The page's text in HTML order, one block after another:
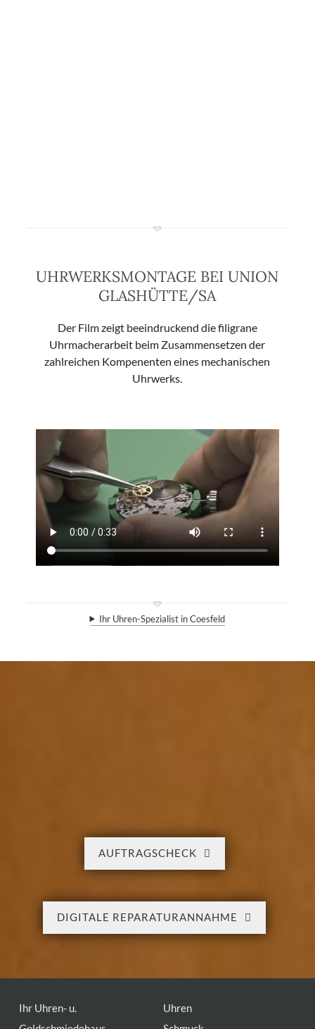
UHRWERKSMONTAGE BEI UNION
GLASHÜTTE/SA
Der Film zeigt beeindruckend die filigrane
Uhrmacherarbeit beim Zusammensetzen der
zahlreichen Kompenenten eines mechanischen
Uhrwerks.
Ihr Uhren-Spezialist in Coesfeld
AUFTRAGSCHECK
DIGITALE REPARATURANNAHME
Ihr Uhren- u.
Uhren